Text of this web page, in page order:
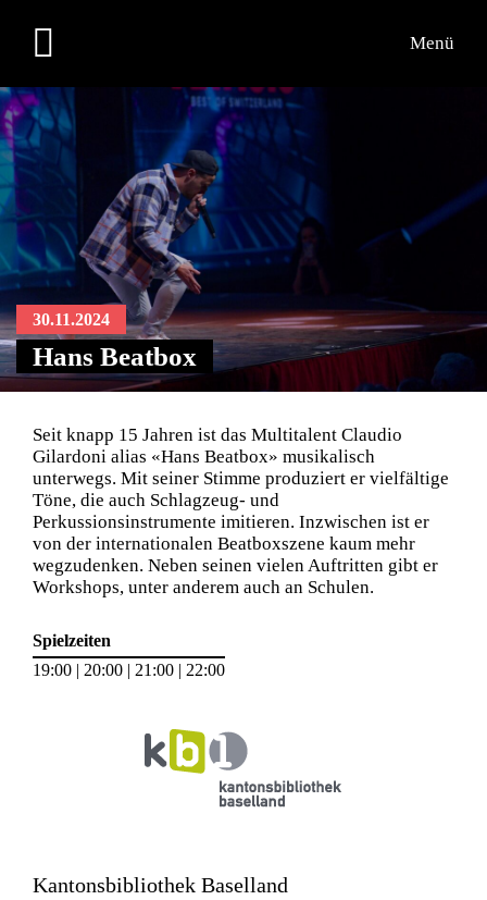
Menü
30.11.2024
Hans Beatbox
Seit knapp 15 Jahren ist das Multitalent Claudio
Gilardoni alias «Hans Beatbox» musikalisch
unterwegs. Mit seiner Stimme produziert er vielfältige
Töne, die auch Schlagzeug- und
Perkussionsinstrumente imitieren. Inzwischen ist er
von der internationalen Beatboxszene kaum mehr
wegzudenken. Neben seinen vielen Auftritten gibt er
Workshops, unter anderem auch an Schulen.
Spielzeiten
19:00 | 20:00 | 21:00 | 22:00
Kantonsbibliothek Baselland